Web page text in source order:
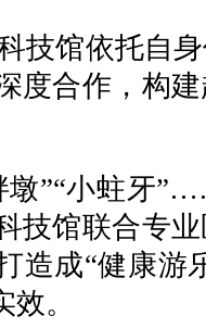
技馆依托自
度合作，构
墩”“小蛀牙
技馆联合专
造成“健康游
。